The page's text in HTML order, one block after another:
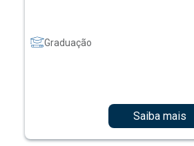
Graduação
Saiba mais